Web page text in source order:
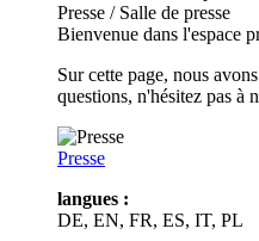
Presse / Salle de presse
Bienvenue dans l'espace
Sur cette page, nous
questions, n'hésitez pas à
Presse
langues :
DE, EN, FR, ES, IT, PL